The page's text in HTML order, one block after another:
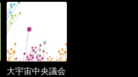
大宇宙中央議会